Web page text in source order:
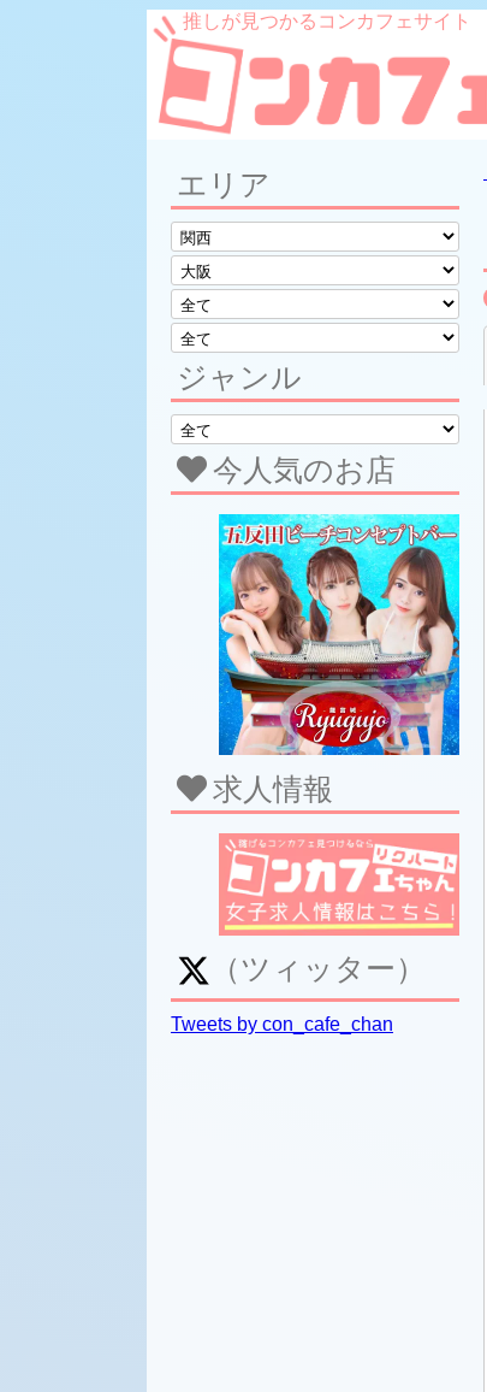
推しが見つかるコンカフェサイト
エリア
ジャンル
今人気のお店
求人情報
（ツィッター）
Tweets by con_cafe_chan